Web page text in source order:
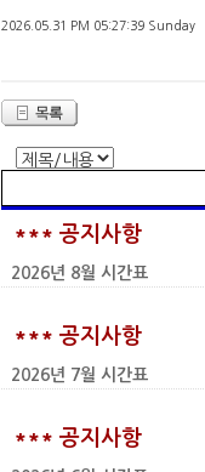
2026.05.31 PM 05:27:39 Sunday
*** 공지사항
2026년 8월 시간표
*** 공지사항
2026년 7월 시간표
*** 공지사항